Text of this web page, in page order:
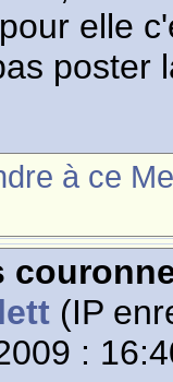
elle
poster
à ce
(IP
: